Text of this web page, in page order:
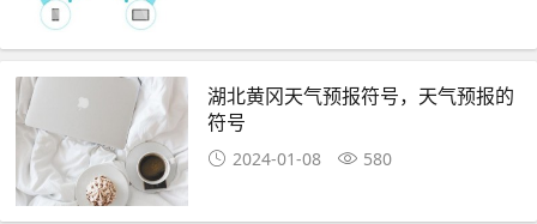
湖北黄冈天气预报符号，天气预报的
符号
2024-01-08 580